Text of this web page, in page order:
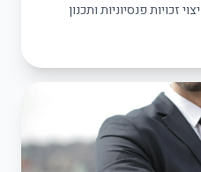
זכויות פנסיוניות ותכנון